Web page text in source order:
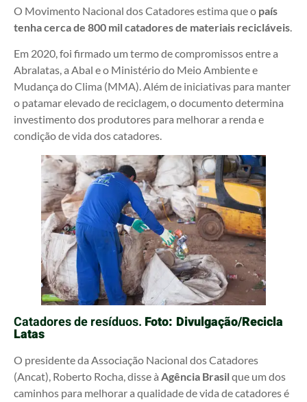
O Movimento Nacional dos Catadores estima que o país
tenha cerca de 800 mil catadores de materiais recicláveis.
Em 2020, foi firmado um termo de compromissos entre a
Abralatas, a Abal e o Ministério do Meio Ambiente e
Mudança do Clima (MMA). Além de iniciativas para manter
o patamar elevado de reciclagem, o documento determina
investimento dos produtores para melhorar a renda e
condição de vida dos catadores.
Catadores de resíduos.Foto: Divulgação/Recicla
Latas
O presidente da Associação Nacional dos Catadores
(Ancat), Roberto Rocha, disse à Agência Brasilque um dos
caminhos para melhorar a qualidade de vida de catadores é